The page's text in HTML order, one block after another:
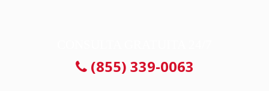
(855) 339-0063